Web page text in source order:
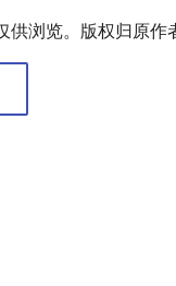
浏览。版权归原作